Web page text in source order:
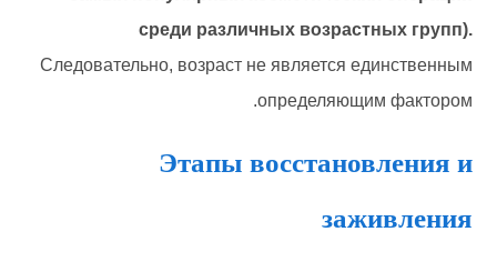
среди различных возрастных групп).
Следовательно, возраст не является единственным
определяющим фактором.
Этапы восстановления и
заживления